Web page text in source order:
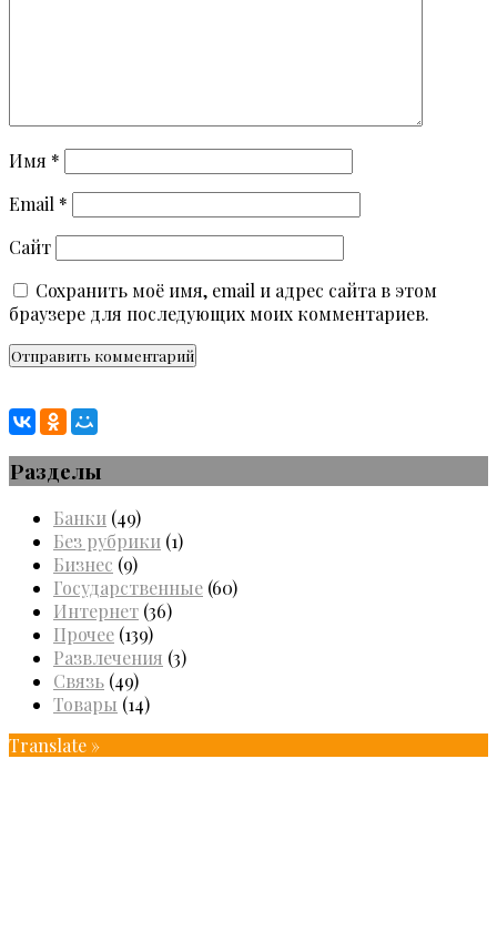
Имя *
Email *
Сайт
Сохранить моё имя, email и адрес сайта в этом
браузере для последующих моих комментариев.
Разделы
Банки (49)
Без рубрики (1)
Бизнес (9)
Государственные (60)
Интернет (36)
Прочее (139)
Развлечения (3)
Связь (49)
Товары (14)
Translate »